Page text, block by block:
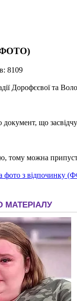
(ФОТО)
8109
Дорофєєвої та
що
тому можна
фото з відпочинку